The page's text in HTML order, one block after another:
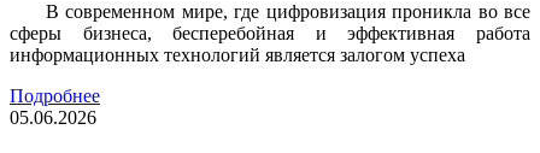
В современном мире, где цифровизация проникла во все
сферы бизнеса, бесперебойная и эффективная работа
информационных технологий является залогом успеха
Подробнее
05.06.2026